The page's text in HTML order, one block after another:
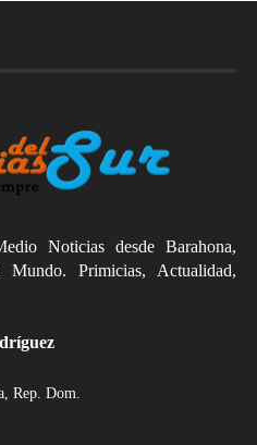
Noticias desde Barahona,
Primicias, Actualidad,
Rep. Dom.